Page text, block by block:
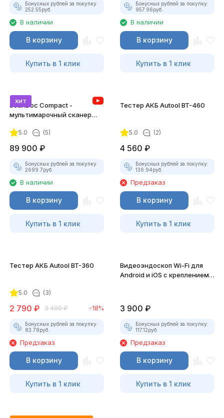
Бонусных рублей за покупку:
252.55руб.
В наличии
В корзину
Купить в 1 клик
Бонусных рублей за покупку:
957.96руб.
В наличии
В корзину
Купить в 1 клик
хит
ScanDoc Compact -
мультимарочный сканер
5.0 (5)
89 900 ₽
Бонусных рублей за покупку:
2699.7руб.
В наличии
В корзину
Купить в 1 клик
Тестер АКБ Autool BT-460
5.0 (2)
4 560 ₽
Бонусных рублей за покупку:
136.94руб.
Предзаказ
В корзину
Купить в 1 клик
Тестер АКБ Autool BT-360
5.0 (3)
2 790 ₽ 3 400 ₽ -18%
Бонусных рублей за покупку:
83.78руб.
Предзаказ
В корзину
Купить в 1 клик
Видеоэндоскоп Wi-Fi для
Android и iOS с креплением
3 900 ₽
Бонусных рублей за покупку:
117.12руб.
Предзаказ
В корзину
Купить в 1 клик